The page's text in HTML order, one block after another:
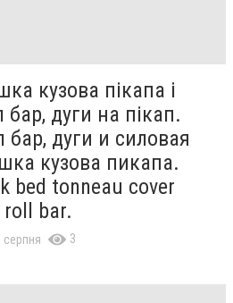
кузова пікапа і
бар, дуги на пікап.
бар, дуги и силовая
кузова пикапа.
bed tonneau cover
bar.
серпня 3